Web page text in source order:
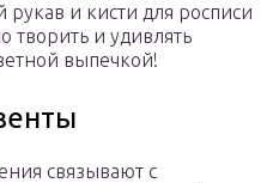
и кисти для росписи
и удивлять
выпечкой!
связывают с